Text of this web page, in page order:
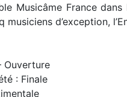
Musicâme France
musiciens d’exception,
Ouverture
: Finale